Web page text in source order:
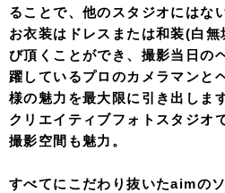
ることで、他のスタジオにはな
お衣装はドレスまたは和装(白
び頂くことができ、撮影当日の
躍しているプロのカメラマンと
様の魅力を最大限に引き出します
クリエイティブフォトスタジオ
撮影空間も魅力。
すべてにこだわり抜いたaimの